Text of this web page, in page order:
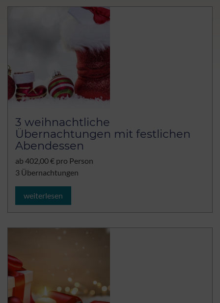
3 weihnachtliche
Übernachtungen mit festlichen
Abendessen
ab 402,00 € pro Person
3 Übernachtungen
weiterlesen